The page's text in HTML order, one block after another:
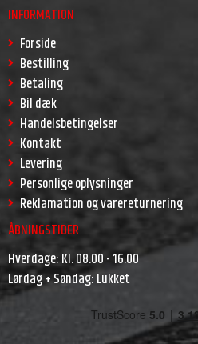
INFORMATION
Forside
Bestilling
Betaling
Bil dæk
Handelsbetingelser
Kontakt
Levering
Personlige oplysninger
Reklamation og varereturnering
ÅBNINGSTIDER
Hverdage: Kl. 08.00 - 16.00
Lørdag + Søndag: Lukket